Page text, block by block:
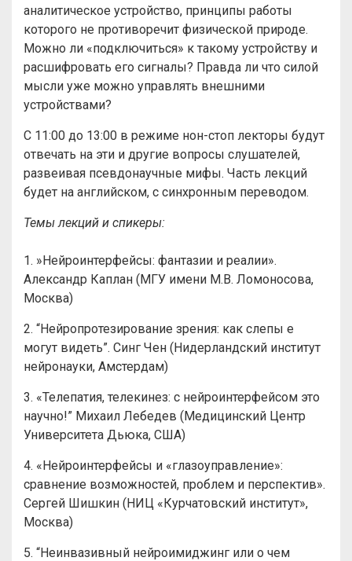
аналитическое устройство, принципы работы
которого не противоречит физической природе.
Можно ли «подключиться» к такому устройству и
расшифровать его сигналы? Правда ли что силой
мысли уже можно управлять внешними
устройствами?
С 11:00 до 13:00 в режиме нон-стоп лекторы будут
отвечать на эти и другие вопросы слушателей,
развеивая псевдонаучные мифы. Часть лекций
будет на английском, с синхронным переводом.
Темы лекций и спикеры:
1. ​»Нейроинтерфейсы: фантазии и реалии».
Александр Каплан (МГУ имени М.В. Ломоносова,
Москва)
2. “Нейропротезирование зрения: как слепы е
могут видеть”. Синг Чен (Нидерландский институт
нейронауки, Амстердам)
3. «Телепатия, телекинез: с нейроинтерфейсом это
научно!” Михаил Лебедев (Медицинский Центр
Университета Дьюка, США)
4. «Нейроинтерфейсы и «глазоуправление»:
сравнение возможностей, проблем и перспектив».
Сергей Шишкин (НИЦ «Курчатовский институт»,
Москва)
5. “Неинвазивный нейроимиджинг или о чем